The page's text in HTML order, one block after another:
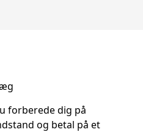
forberede dig på
og betal på et